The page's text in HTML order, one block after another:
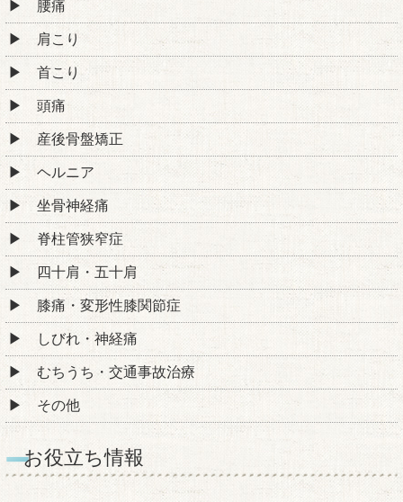
腰痛
肩こり
首こり
頭痛
産後骨盤矯正
ヘルニア
坐骨神経痛
脊柱管狭窄症
四十肩・五十肩
膝痛・変形性膝関節症
しびれ・神経痛
むちうち・交通事故治療
その他
お役立ち情報